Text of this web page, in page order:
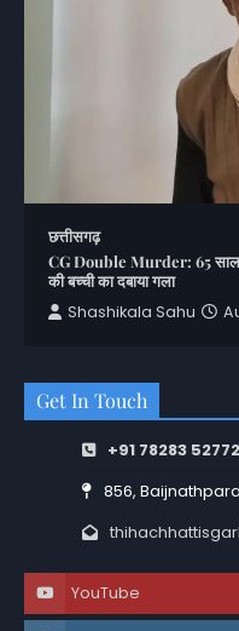
छत्तीसगढ़
CG Double Murder: 65 साल के
की बच्ची का दबाया गला
Shashikala Sahu
Get In Touch
+91 78283 52772
856,
YouTube